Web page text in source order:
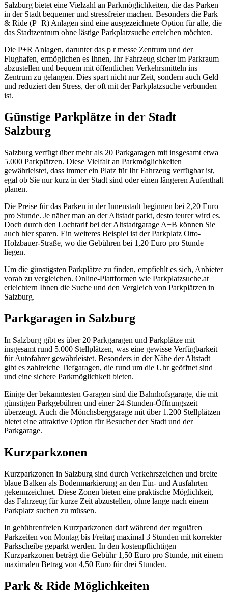
Salzburg bietet eine Vielzahl an Parkmöglichkeiten, die das Parken
in der Stadt bequemer und stressfreier machen. Besonders die Park
& Ride (P+R) Anlagen sind eine ausgezeichnete Option für alle, die
das Stadtzentrum ohne lästige Parkplatzsuche erreichen möchten.
Die P+R Anlagen, darunter das p r messe Zentrum und der
Flughafen, ermöglichen es Ihnen, Ihr Fahrzeug sicher im Parkraum
abzustellen und bequem mit öffentlichen Verkehrsmitteln ins
Zentrum zu gelangen. Dies spart nicht nur Zeit, sondern auch Geld
und reduziert den Stress, der oft mit der Parkplatzsuche verbunden
ist.
Günstige Parkplätze in der Stadt
Salzburg
Salzburg verfügt über mehr als 20 Parkgaragen mit insgesamt etwa
5.000 Parkplätzen. Diese Vielfalt an Parkmöglichkeiten
gewährleistet, dass immer ein Platz für Ihr Fahrzeug verfügbar ist,
egal ob Sie nur kurz in der Stadt sind oder einen längeren Aufenthalt
planen.
Die Preise für das Parken in der Innenstadt beginnen bei 2,20 Euro
pro Stunde. Je näher man an der Altstadt parkt, desto teurer wird es.
Doch durch den Lochtarif bei der Altstadtgarage A+B können Sie
auch hier sparen. Ein weiteres Beispiel ist der Parkplatz Otto-
Holzbauer-Straße, wo die Gebühren bei 1,20 Euro pro Stunde
liegen.
Um die günstigsten Parkplätze zu finden, empfiehlt es sich, Anbieter
vorab zu vergleichen. Online-Plattformen wie Parkplatzsuche.at
erleichtern Ihnen die Suche und den Vergleich von Parkplätzen in
Salzburg.
Parkgaragen in Salzburg
In Salzburg gibt es über 20 Parkgaragen und Parkplätze mit
insgesamt rund 5.000 Stellplätzen, was eine gewisse Verfügbarkeit
für Autofahrer gewährleistet. Besonders in der Nähe der Altstadt
gibt es zahlreiche Tiefgaragen, die rund um die Uhr geöffnet sind
und eine sichere Parkmöglichkeit bieten.
Einige der bekanntesten Garagen sind die Bahnhofsgarage, die mit
günstigen Parkgebühren und einer 24-Stunden-Öffnungszeit
überzeugt. Auch die Mönchsberggarage mit über 1.200 Stellplätzen
bietet eine attraktive Option für Besucher der Stadt und der
Parkgarage.
Kurzparkzonen
Kurzparkzonen in Salzburg sind durch Verkehrszeichen und breite
blaue Balken als Bodenmarkierung an den Ein- und Ausfahrten
gekennzeichnet. Diese Zonen bieten eine praktische Möglichkeit,
das Fahrzeug für kurze Zeit abzustellen, ohne lange nach einem
Parkplatz suchen zu müssen.
In gebührenfreien Kurzparkzonen darf während der regulären
Parkzeiten von Montag bis Freitag maximal 3 Stunden mit korrekter
Parkscheibe geparkt werden. In den kostenpflichtigen
Kurzparkzonen beträgt die Gebühr 1,50 Euro pro Stunde, mit einem
maximalen Betrag von 4,50 Euro für drei Stunden.
Park & Ride Möglichkeiten